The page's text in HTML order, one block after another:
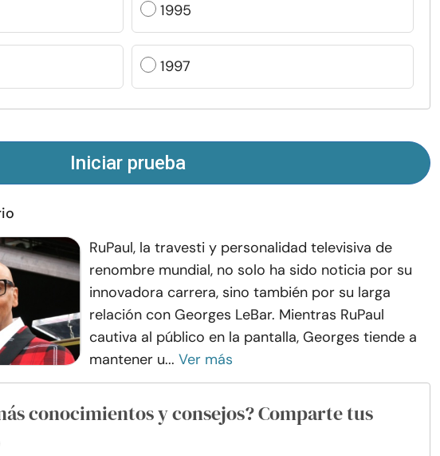
1995
1997
Iniciar prueba
RuPaul, la travesti y personalidad televisiva de
renombre mundial, no solo ha sido noticia por su
innovadora carrera, sino también por su larga
relación con Georges LeBar. Mientras RuPaul
cautiva al público en la pantalla, Georges tiende a
mantener u... Ver más
conocimientos y consejos? Comparte tus